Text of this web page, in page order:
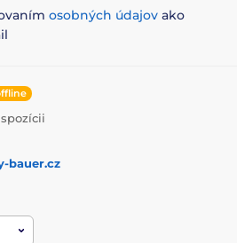
osobných údajov ako
bauer.cz